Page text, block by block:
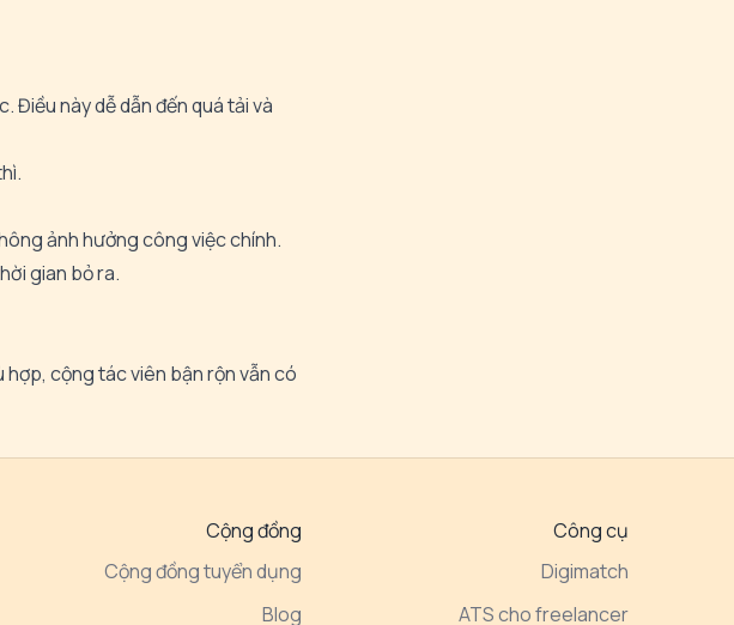
Điều này dễ dẫn đến quá tải và
ảnh hưởng công việc chính.
gian bỏ ra.
hợp, cộng tác viên bận rộn vẫn có
Cộng đồng
Cộng đồng tuyển dụng
Blog
Công cụ
Digimatch
ATS cho freelancer